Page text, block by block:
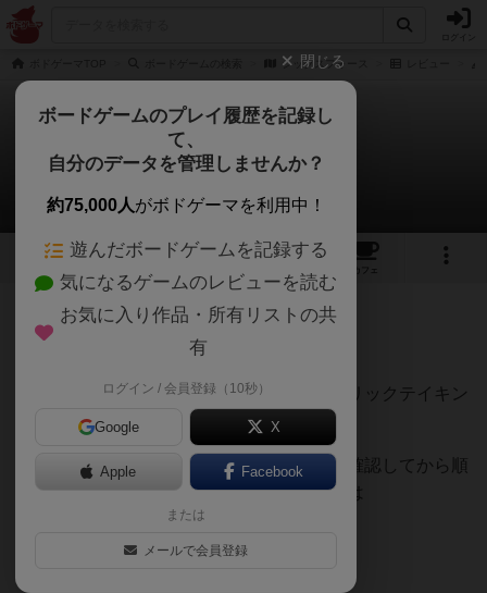
シックスフォース
シックスフォース
うらまこさんのレビュー
2 2
カフェ
97名 1名 0 1年以上前
マストフォロー切り札ありビッドありのトリックテイキン
グゲーム。
切り札やビッドは、各プレイヤーが手札を確認してから順
番に自分で選択していき、自分の手番時には
「切り札を決める(切り札スートか数字)」
閉じる
ボードゲームのプレイ履歴を記録し
て、
自分のデータを管理しませんか？
約75,000人がボドゲーマを利用中！
遊んだボードゲームを記録する
気になるゲームのレビューを読む
お気に入り作品・所有リストの共
有
ログイン / 会員登録（10秒）
Google X
Apple Facebook
または
メールで会員登録